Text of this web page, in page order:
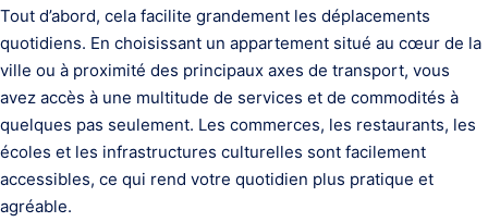
Tout d’abord, cela facilite grandement les déplacements
quotidiens. En choisissant un appartement situé au cœur de la
ville ou à proximité des principaux axes de transport, vous
avez accès à une multitude de services et de commodités à
quelques pas seulement. Les commerces, les restaurants, les
écoles et les infrastructures culturelles sont facilement
accessibles, ce qui rend votre quotidien plus pratique et
agréable.